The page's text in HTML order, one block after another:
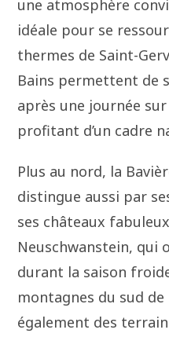
une atmosphère
idéale pour se
thermes de Saint-
Bains permettent de
après une journée
profitant d’un cadre
Plus au nord, la
distingue aussi par
ses châteaux
Neuschwanstein, qui
durant la saison
montagnes du sud de
également des